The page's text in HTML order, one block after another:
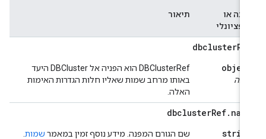
תיאור
dbcluster
‫DBClusterRef הוא הפניה אל DBCluster היעד
באותו מרחב שמות שאליו חלות הגדרות האימות
האלה.
dbclusterRef
שם הגורם המפנה. מידע נוסף זמין במאמרשמות.